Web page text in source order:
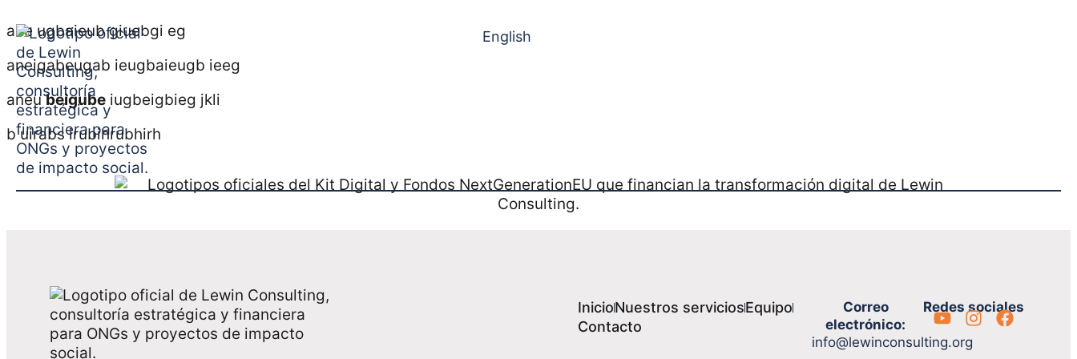
English
ane ugbaieub giuebgi eg
aneigabeugab ieugbaieugb ieeg
aneubeigube iugbeigbieg jkli
b uirabs irubihrubhirh
InicioNuestros serviciosEquipo
Contacto
Correo
electrónico:
info@lewinconsulting.org
Redes sociales